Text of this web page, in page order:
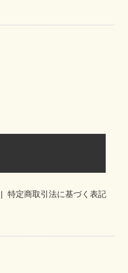
| 特定商取引法に基づく表記